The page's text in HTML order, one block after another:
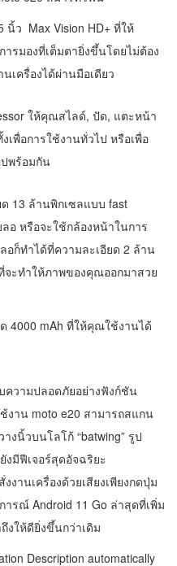
นิ้ว Max Vision HD+ ที่ให้
รมองที่เต็มตายิ่งขึ้นโดยไม่ต้อง
เครื่องได้ผ่านมือเดียว
ให้คุณสไลด์, ปัด, แตะหน้า
เพื่อการใช้งานทั่วไป หรือเพื่อ
พร้อมกัน
13 ล้านพิกเซลแบบ fast
ลอ หรือจะใช้กล้องหน้าในการ
อก็ทำได้ที่ความละเอียด 2 ล้าน
จะทำให้ภาพของคุณออกมาสวย
4000 mAh ที่ให้คุณใช้งานได้
ความปลอดภัยอย่างฟังก์ชัน
งาน moto e20 สามารถสแกน
งนิ้วบนโลโก้ “batwing” รูป
งมีฟีเจอร์สุดอัจฉริยะ
งานเครื่องด้วยเสียงเพียงกดปุ่ม
รณ์ Android 11 Go ล่าสุดที่เพิ่ม
งให้ดียิ่งขึ้นกว่าเดิม